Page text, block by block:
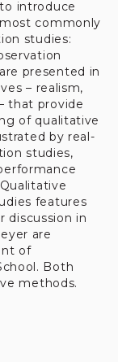
vores
samt til
benytter
og øge
klikke på
tid ændre
introduce
commonly
studies:
presented in
– realism,
that provide
of qualitative
by real-
studies,
features
discussion in
are
of
Both
methods.